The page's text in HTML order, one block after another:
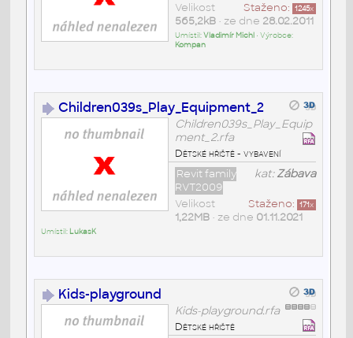
Staženo: 1245x
Velikost
565,2kB• ze dne 28.02.2011
Umístil:Vladimír Michl • Výrobce:
Kompan
Children039s_Play_Equipment_2
Children039s_Play_Equip
ment_2.rfa
Dětské hřiště - vybavení
kat:Zábava
Revit family
RVT2009
Staženo: 171x
Velikost
1,22MB• ze dne 01.11.2021
Umístil: LukasK
Kids-playground
Kids-playground.rfa
Dětské hřiště